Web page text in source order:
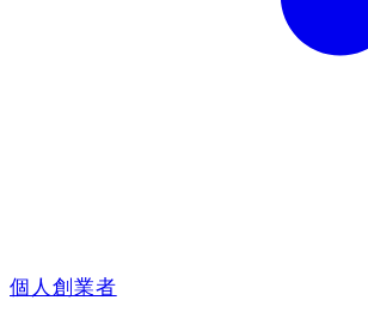
個人創業者